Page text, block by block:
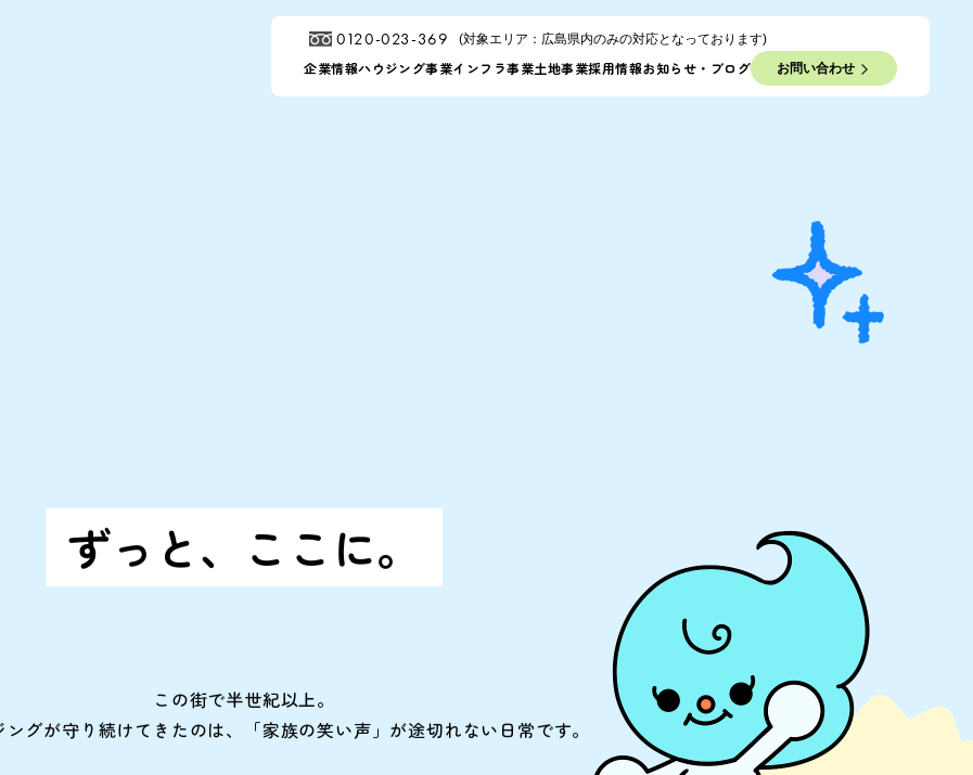
0120-023-369 (対象エリア：広島県内のみの対応となっております)
企業情報ハウジング事業インフラ事業土地事業採用情報お知らせ・ブログ お問い合わせ
ずっと、ここに。
この街で半世紀以上。
グが守り続けてきたのは、
「家族の笑い声」が途切れない日常です。